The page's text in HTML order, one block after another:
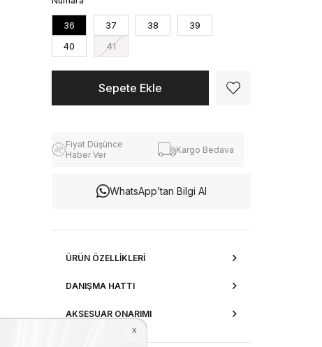
36 37 38
39
40
41
Fiyat Düşünce
Haber Ver
Kargo Bedava
WhatsApp’tan Bilgi Al
ÜRÜN ÖZELLIKLERI
DANIŞMA HATTI
AKSESUAR ONARIMI